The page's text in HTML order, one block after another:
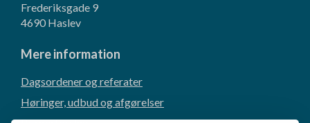
Frederiksgade 9
4690 Haslev
Mere information
Dagsordener og referater
Høringer, udbud og afgørelser